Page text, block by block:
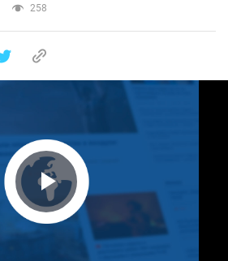
258
Play Video